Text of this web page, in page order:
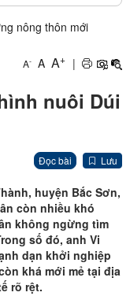
nông thôn mới
A- A A+ |
nuôi Dúi
Đọc bài Lưu
huyện Bắc Sơn,
còn nhiều khó
không ngừng tìm
số đó, anh Vi
dạn khởi nghiệp
khá mới mẻ tại địa
rõ rệt.